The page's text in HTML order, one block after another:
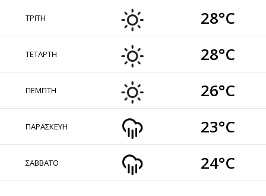
ΤΡΙΤΗ 28°C
ΤΕΤΑΡΤΗ 28°C
ΠΕΜΠΤΗ 26°C
ΠΑΡΑΣΚΕΥΗ 23°C
ΣΑΒΒΑΤΟ 24°C